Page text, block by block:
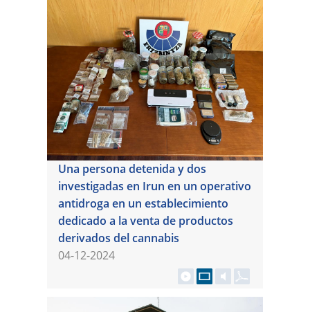
Una persona detenida y dos
investigadas en Irun en un operativo
antidroga en un establecimiento
dedicado a la venta de productos
derivados del cannabis
04-12-2024